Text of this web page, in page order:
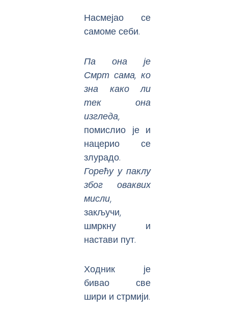
Насмејао се
самоме себи.
Па она је
Смрт сама, ко
зна како ли
тек она
изгледа,
помислио је и
нацерио се
злурадо.
Горећу у паклу
због оваквих
мисли,
закључи,
шмркну и
настави пут.
Ходник је
бивао све
шири и стрмији.